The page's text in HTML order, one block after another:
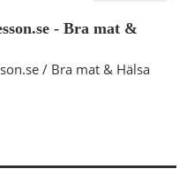
- Bra mat &
/ Bra mat & Hälsa